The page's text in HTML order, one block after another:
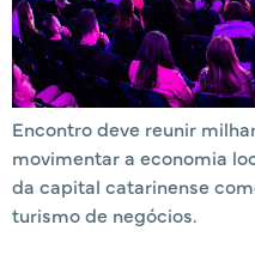
Encontro deve reunir
movimentar a economia
da capital catarinense
turismo de negócios.